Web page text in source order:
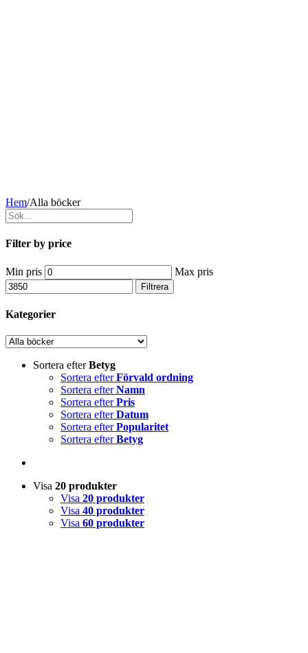
Hem/Alla böcker
Filter by price
Min pris Max pris
Filtrera
Kategorier
Sortera efterBetyg
Sortera efterFörvald ordning
Sortera efterNamn
Sortera efterPris
Sortera efterDatum
Sortera efterPopularitet
Sortera efterBetyg
Visa 20 produkter
Visa 20 produkter
Visa 40 produkter
Visa 60 produkter